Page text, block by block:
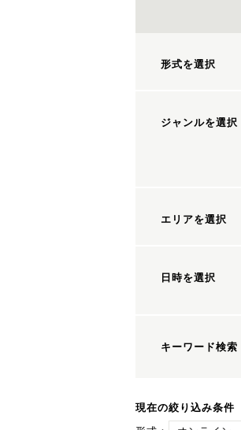
形式を選択
ジャンルを選択
エリアを選択
日時を選択
キーワード検索
現在の絞り込み条件